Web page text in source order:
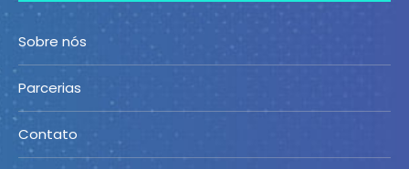
Sobre nós
Parcerias
Contato